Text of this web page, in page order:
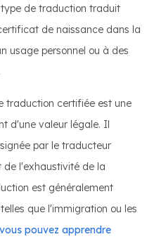
de traduction traduit
de naissance dans la
usage personnel ou à des
traduction certifiée est une
d'une valeur légale. Il
par le traducteur
l'exhaustivité de la
est généralement
que l'immigration ou les
pouvez apprendre